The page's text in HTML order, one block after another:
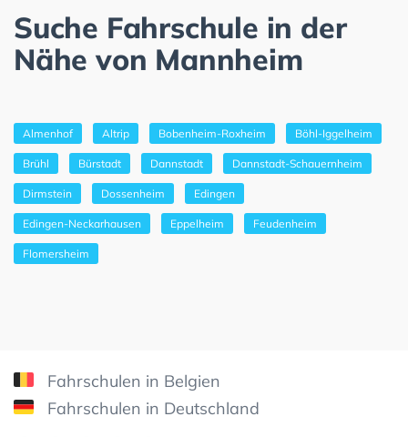
Suche Fahrschule in der
Nähe von Mannheim
Almenhof Altrip Bobenheim-Roxheim Böhl-Iggelheim
Brühl Bürstadt Dannstadt Dannstadt-Schauernheim
Dirmstein Dossenheim Edingen
Edingen-Neckarhausen Eppelheim Feudenheim
Flomersheim
Fahrschulen in Belgien
Fahrschulen in Deutschland